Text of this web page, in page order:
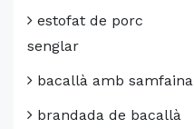
estofat de porc
senglar
bacallà amb samfaina
brandada de bacallà